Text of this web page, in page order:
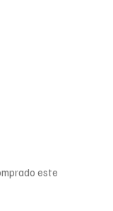
este